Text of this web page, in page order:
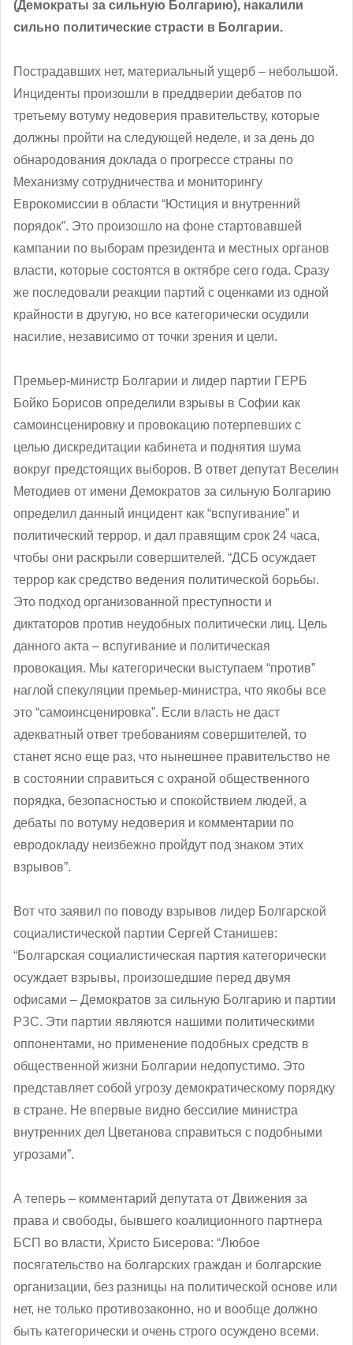
(Демократы за сильную Болгарию), накалили
сильно политические страсти в Болгарии.
Пострадавших нет, материальный ущерб – небольшой.
Инциденты произошли в преддверии дебатов по
третьему вотуму недоверия правительству, которые
должны пройти на следующей неделе, и за день до
обнародования доклада о прогрессе страны по
Механизму сотрудничества и мониторингу
Еврокомиссии в области “Юстиция и внутренний
порядок”. Это произошло на фоне стартовавшей
кампании по выборам президента и местных органов
власти, которые состоятся в октябре сего года. Сразу
же последовали реакции партий с оценками из одной
крайности в другую, но все категорически осудили
насилие, независимо от точки зрения и цели.
Премьер-министр Болгарии и лидер партии ГЕРБ
Бойко Борисов определили взрывы в Софии как
самоинсценировку и провокацию потерпевших с
целью дискредитации кабинета и поднятия шума
вокруг предстоящих выборов. В ответ депутат Веселин
Методиев от имени Демократов за сильную Болгарию
определил данный инцидент как “вспугивание” и
политический террор, и дал правящим срок 24 часа,
чтобы они раскрыли совершителей. “ДСБ осуждает
террор как средство ведения политической борьбы.
Это подход организованной преступности и
диктаторов против неудобных политически лиц. Цель
данного акта – вспугивание и политическая
провокация. Мы категорически выступаем “против”
наглой спекуляции премьер-министра, что якобы все
это “самоинсценировка”. Если власть не даст
адекватный ответ требованиям совершителей, то
станет ясно еще раз, что нынешнее правительство не
в состоянии справиться с охраной общественного
порядка, безопасностью и спокойствием людей, а
дебаты по вотуму недоверия и комментарии по
евродокладу неизбежно пройдут под знаком этих
взрывов”.
Вот что заявил по поводу взрывов лидер Болгарской
социалистической партии Сергей Станишев:
“Болгарская социалистическая партия категорически
осуждает взрывы, произошедшие перед двумя
офисами – Демократов за сильную Болгарию и партии
РЗС. Эти партии являются нашими политическими
оппонентами, но применение подобных средств в
общественной жизни Болгарии недопустимо. Это
представляет собой угрозу демократическому порядку
в стране. Не впервые видно бессилие министра
внутренних дел Цветанова справиться с подобными
угрозами”.
А теперь – комментарий депутата от Движения за
права и свободы, бывшего коалиционного партнера
БСП во власти, Христо Бисерова: “Любое
посягательство на болгарских граждан и болгарские
организации, без разницы на политической основе или
нет, не только противозаконно, но и вообще должно
быть категорически и очень строго осуждено всеми.